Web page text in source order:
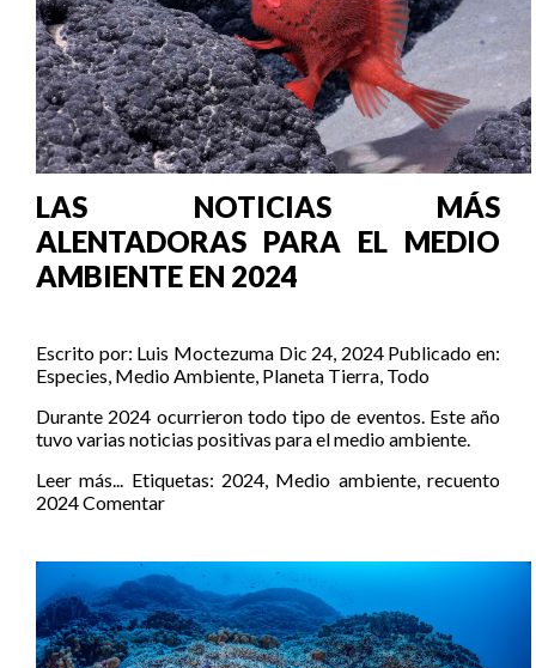
LAS NOTICIAS MÁS
ALENTADORAS PARA EL MEDIO
AMBIENTE EN 2024
Escrito por: Luis Moctezuma Dic 24, 2024 Publicado en:
Especies, Medio Ambiente, Planeta Tierra, Todo
Durante 2024 ocurrieron todo tipo de eventos. Este año
tuvo varias noticias positivas para el medio ambiente.
Leer más... Etiquetas: 2024, Medio ambiente,recuento
2024Comentar